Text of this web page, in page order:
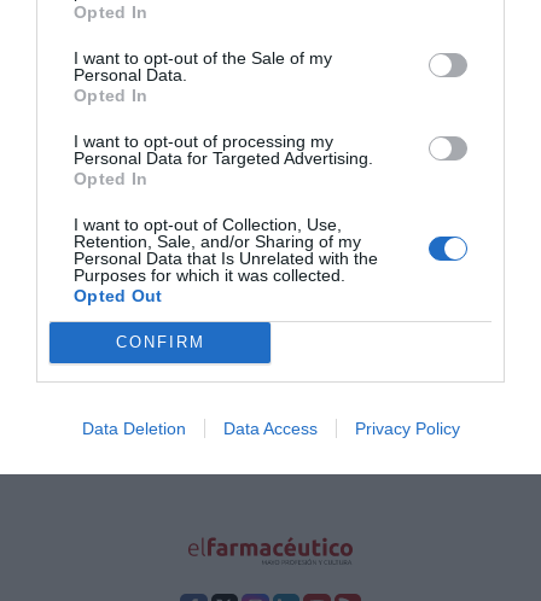
Opted In
I want to opt-out of the Sale of my
Personal Data.
Opted In
I want to opt-out of processing my
Personal Data for Targeted Advertising.
Opted In
I want to opt-out of Collection, Use,
Retention, Sale, and/or Sharing of my
Personal Data that Is Unrelated with the
Purposes for which it was collected.
Opted Out
CONFIRM
Data Deletion Data Access Privacy Policy
deuda de las Administraciones Públicas con los
laboratorios farmacéuticos
La ministra de Sanidad, Servicios Sociales e Igualdad, Ana Mato,
mantuvo una reunión en el Ministerio con el presidente de
Farmaindustria, Jordi Ramentol, y con su director general, Humberto
principales representantes de empresas y profesionales del sector
sanitario.
Lo más leído